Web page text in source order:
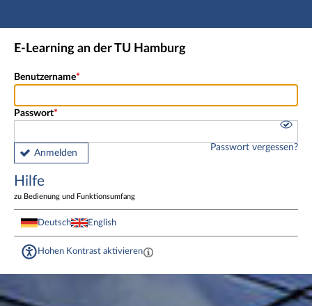
Hauptnavigation
Fußzeile
E-Learning an der TU Hamburg
Benutzername
Passwort
Anmelden
Passwort vergessen?
Hilfe
zu Bedienung und Funktionsumfang
Deutsch English
Hohen Kontrast aktivieren